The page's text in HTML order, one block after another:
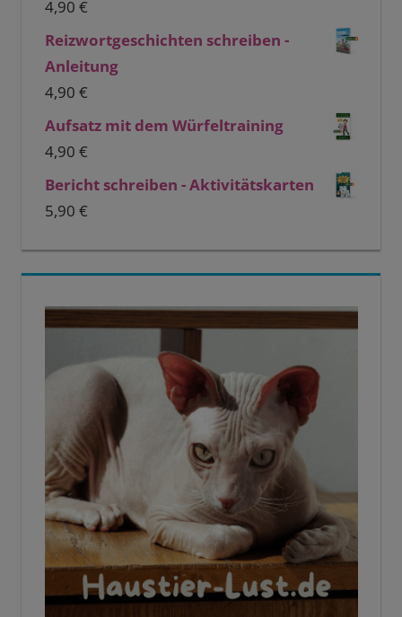
4,90 €
Reizwortgeschichten schreiben -
Anleitung
4,90 €
Aufsatz mit dem Würfeltraining
4,90 €
Bericht schreiben - Aktivitätskarten
5,90 €